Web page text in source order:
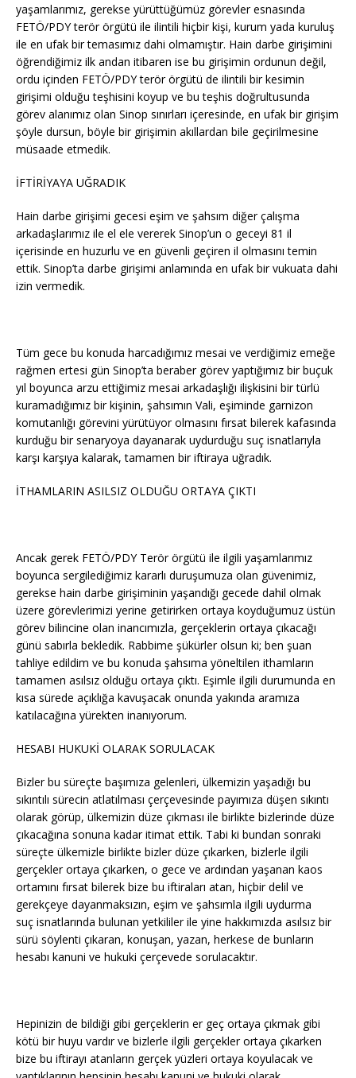
yaşamlarımız, gerekse yürüttüğümüz görevler esnasında
FETÖ/PDY terör örgütü ile ilintili hiçbir kişi, kurum yada kuruluş
ile en ufak bir temasımız dahi olmamıştır. Hain darbe girişimini
öğrendiğimiz ilk andan itibaren ise bu girişimin ordunun değil,
ordu içinden FETÖ/PDY terör örgütü de ilintili bir kesimin
girişimi olduğu teşhisini koyup ve bu teşhis doğrultusunda
görev alanımız olan Sinop sınırları içeresinde, en ufak bir girişim
şöyle dursun, böyle bir girişimin akıllardan bile geçirilmesine
müsaade etmedik.
İFTİRİYAYA UĞRADIK
Hain darbe girişimi gecesi eşim ve şahsım diğer çalışma
arkadaşlarımız ile el ele vererek Sinop’un o geceyi 81 il
içerisinde en huzurlu ve en güvenli geçiren il olmasını temin
ettik. Sinop’ta darbe girişimi anlamında en ufak bir vukuata dahi
izin vermedik.
Tüm gece bu konuda harcadığımız mesai ve verdiğimiz emeğe
rağmen ertesi gün Sinop’ta beraber görev yaptığımız bir buçuk
yıl boyunca arzu ettiğimiz mesai arkadaşlığı ilişkisini bir türlü
kuramadığımız bir kişinin, şahsımın Vali, eşiminde garnizon
komutanlığı görevini yürütüyor olmasını fırsat bilerek kafasında
kurduğu bir senaryoya dayanarak uydurduğu suç isnatlarıyla
karşı karşıya kalarak, tamamen bir iftiraya uğradık.
İTHAMLARIN ASILSIZ OLDUĞU ORTAYA ÇIKTI
Ancak gerek FETÖ/PDY Terör örgütü ile ilgili yaşamlarımız
boyunca sergilediğimiz kararlı duruşumuza olan güvenimiz,
gerekse hain darbe girişiminin yaşandığı gecede dahil olmak
üzere görevlerimizi yerine getirirken ortaya koyduğumuz üstün
görev bilincine olan inancımızla, gerçeklerin ortaya çıkacağı
günü sabırla bekledik. Rabbime şükürler olsun ki; ben şuan
tahliye edildim ve bu konuda şahsıma yöneltilen ithamların
tamamen asılsız olduğu ortaya çıktı. Eşimle ilgili durumunda en
kısa sürede açıklığa kavuşacak onunda yakında aramıza
katılacağına yürekten inanıyorum.
HESABI HUKUKİ OLARAK SORULACAK
Bizler bu süreçte başımıza gelenleri, ülkemizin yaşadığı bu
sıkıntılı sürecin atlatılması çerçevesinde payımıza düşen sıkıntı
olarak görüp, ülkemizin düze çıkması ile birlikte bizlerinde düze
çıkacağına sonuna kadar itimat ettik. Tabi ki bundan sonraki
süreçte ülkemizle birlikte bizler düze çıkarken, bizlerle ilgili
gerçekler ortaya çıkarken, o gece ve ardından yaşanan kaos
ortamını fırsat bilerek bize bu iftiraları atan, hiçbir delil ve
gerekçeye dayanmaksızın, eşim ve şahsımla ilgili uydurma
suç isnatlarında bulunan yetkililer ile yine hakkımızda asılsız bir
sürü söylenti çıkaran, konuşan, yazan, herkese de bunların
hesabı kanuni ve hukuki çerçevede sorulacaktır.
Hepinizin de bildiği gibi gerçeklerin er geç ortaya çıkmak gibi
kötü bir huyu vardır ve bizlerle ilgili gerçekler ortaya çıkarken
bize bu iftirayı atanların gerçek yüzleri ortaya koyulacak ve